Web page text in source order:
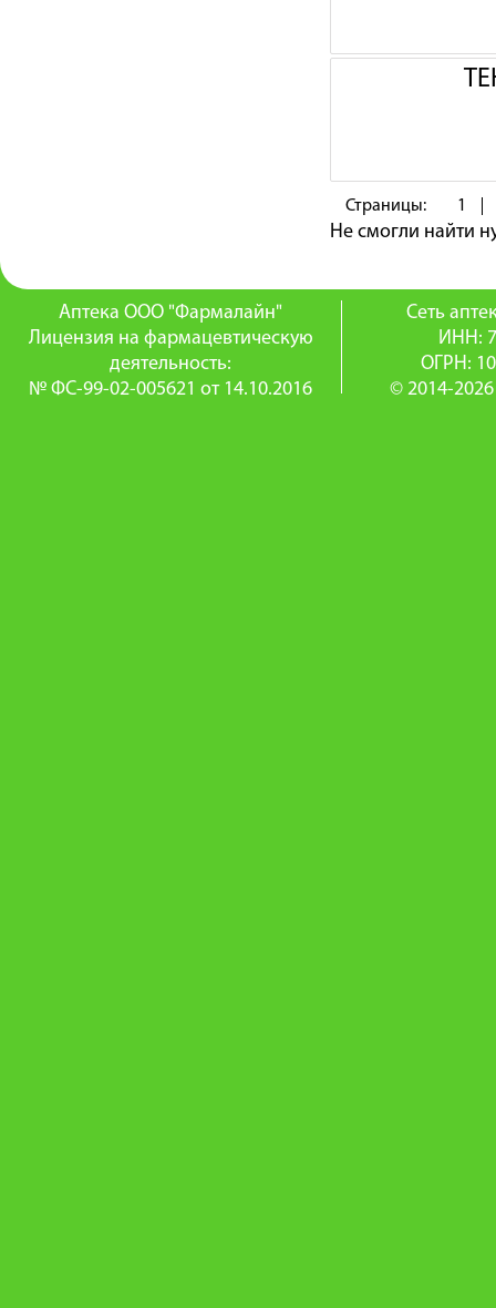
Страницы: 1
Не смогли найти
Аптека ООО "Фармалайн"
Лицензия на фармацевтическую
деятельность:
№ ФС-99-02-005621 от 14.10.2016
Сеть
ИНН:
ОГРН:
© 2014-